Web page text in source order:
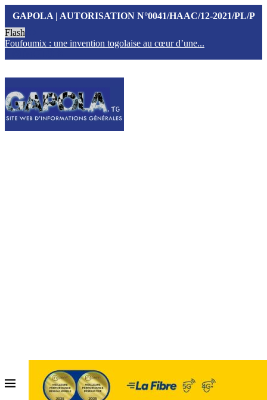
GAPOLA | AUTORISATION N°0041/HAAC/12-2021/PL/P
Flash
Foufoumix : une invention togolaise au cœur d’une...